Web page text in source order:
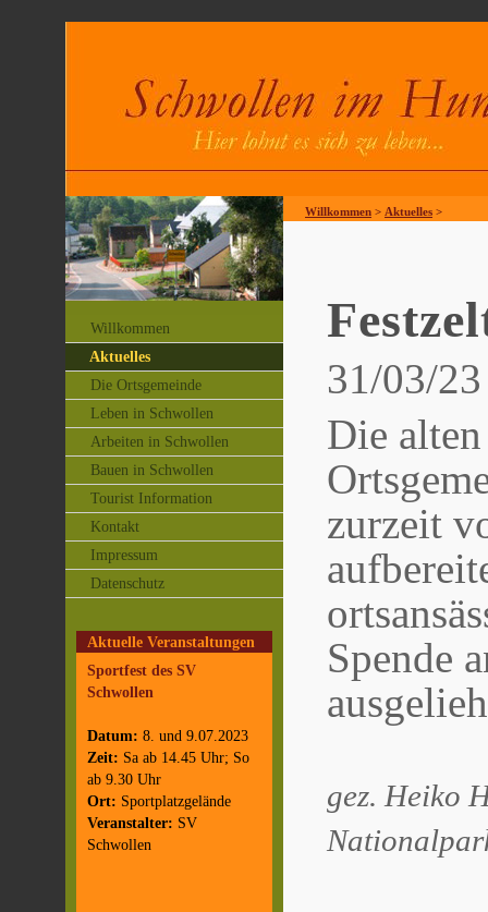
Willkommen
Aktuelles
Die Ortsgemeinde
Leben in Schwollen
Arbeiten in Schwollen
Bauen in Schwollen
Tourist Information
Kontakt
Impressum
Datenschutz
Aktuelle Veranstaltungen
Sportfest des SV
Schwollen
Datum: 8. und 9.07.2023
Zeit: Sa ab 14.45 Uhr; So
ab 9.30 Uhr
Ort: Sportplatzgelände
Veranstalter: SV
Schwollen
Willkommen > Aktuelles >
31/03/
Die
zurzeit
Spende
gez. Heiko